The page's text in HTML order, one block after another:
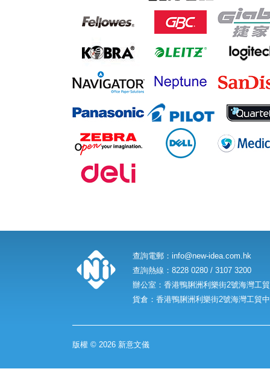
查詢電郵： info@new-idea.com.hk
查詢熱線：8228 0280 / 3107 3200
辦公室：香港鴨脷洲利樂街2號海灣工
貨倉：香港鴨脷洲利樂街2號海灣工貿
版權 © 2026 新意文儀